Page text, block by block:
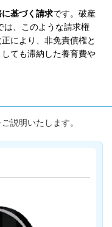
基づく請求です。破産
は、このような請求権
により、非免責債権と
ても滞納した養育費や
説明いたします。